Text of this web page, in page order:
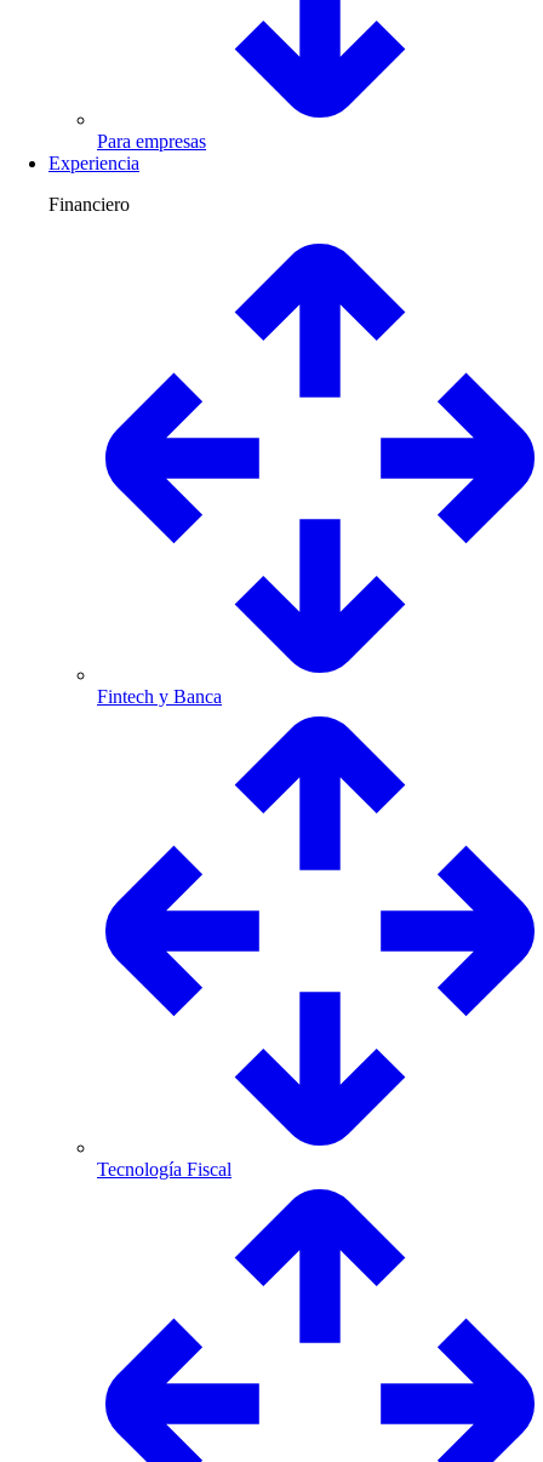
Para empresas
Experiencia
Financiero
Fintech y Banca
Tecnología Fiscal